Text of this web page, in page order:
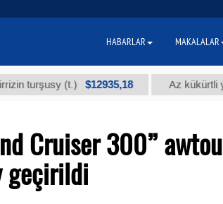
(t.) $12935,18 Az kükürtli ýakyş
Cruiser 300”
geçirildi
HABARLAR MAKALALAR